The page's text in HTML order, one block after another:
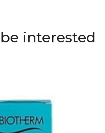
interested